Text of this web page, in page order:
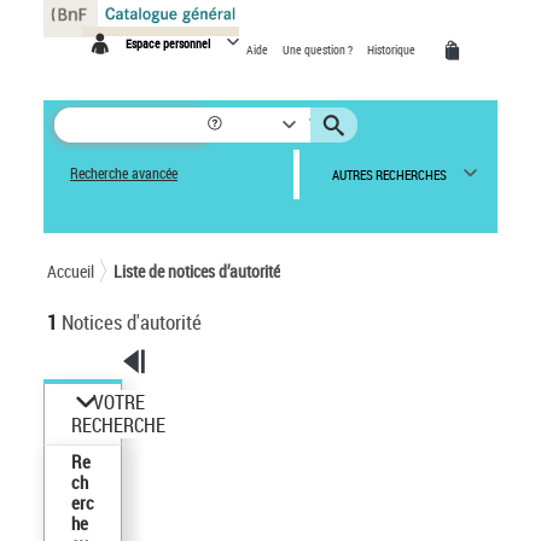
Espace personnel Aide Une question ? Historique
Recherche avancée AUTRES RECHERCHES
Accueil Liste de notices d’autorité
1 Notices d'autorité
VOTRE
RECHERCHE
Re
ch
erc
he
Panneau de gestion des cookies